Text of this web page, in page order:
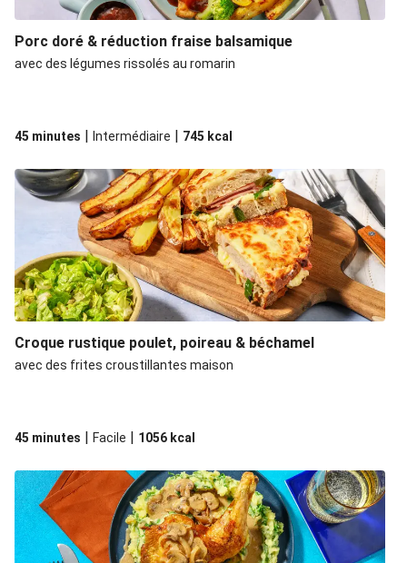
Porc doré & réduction fraise balsamique
avec des légumes rissolés au romarin
45 minutes | Intermédiaire | 745 kcal
Croque rustique poulet, poireau & béchamel
avec des frites croustillantes maison
45 minutes | Facile | 1056 kcal